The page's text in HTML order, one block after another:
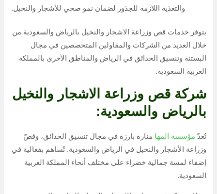
والتغذية اللازمة للجذور لضمان نمو صحي للأشجار والنخيل.
يتوفر خدمات قص وزراعة الاشجار والنخيل بالرياض والسعودية من
خلال العديد من الشركات والمقاولين المتخصصين في مجال
البستنة وتنسيق الحدائق في الرياض والمناطق الأخرى بالمملكة
العربية السعودية.
شركة قص وزراعة الاشجار والنخيل
بالرياض والسعودية:
تُعدّ مؤسسة المها منارة بارزة في مجال تنسيق الحدائق، وقصّ
وزراعة الأشجار والنخيل في الرياض والسعودية. تُساهم بفعالية في
إضفاء لمسة جمالية خضراء على مختلف أنحاء المملكة العربية
السعودية.